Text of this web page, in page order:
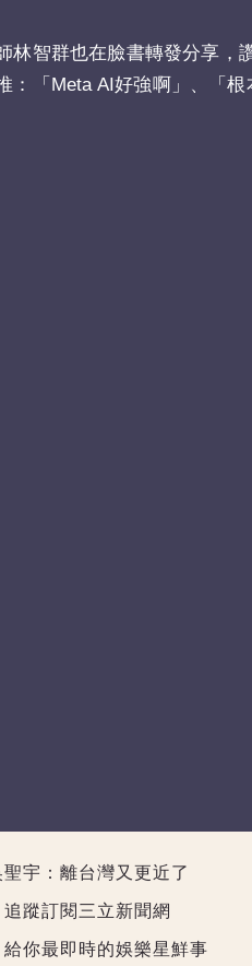
林智群也在臉書轉發分享，
：「Meta AI好強啊」、「
宇：離台灣又更近了
蹤訂閱三立新聞網
你最即時的娛樂星鮮事